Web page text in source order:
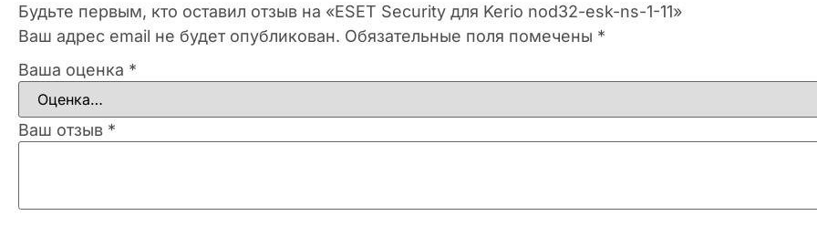
Будьте первым, кто оставил отзыв на «ESET Security для Kerio nod32-esk-ns-1-11»
Ваш адрес email не будет опубликован. Обязательные поля помечены *
Ваша оценка *
Ваш отзыв *